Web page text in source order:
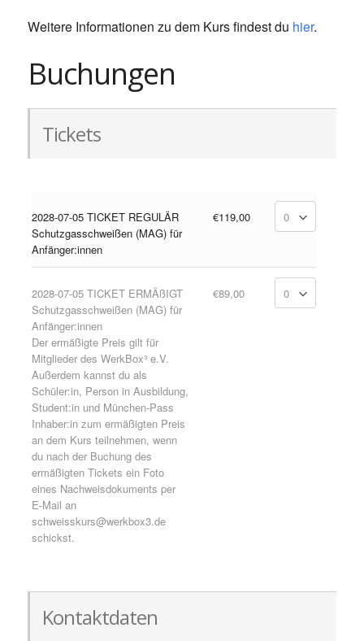
Weitere Informationen zu dem Kurs findest du hier.
Buchungen
Tickets
2028-07-05 TICKET REGULÄR
Schutzgasschweißen (MAG) für
Anfänger:innen
€119,00
2028-07-05 TICKET ERMÄßIGT
Schutzgasschweißen (MAG) für
Anfänger:innen
Der ermäßigte Preis gilt für
Mitglieder des WerkBox³ e.V.
Außerdem kannst du als
Schüler:in, Person in Ausbildung,
Student:in und München-Pass
Inhaber:in zum ermäßigten Preis
an dem Kurs teilnehmen, wenn
du nach der Buchung des
ermäßigten Tickets ein Foto
eines Nachweisdokuments per
E-Mail an
schweisskurs@werkbox3.de
schickst.
€89,00
Kontaktdaten